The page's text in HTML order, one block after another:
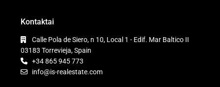
Kontaktai
Calle Pola de Siero, n 10, Local 1 - Edif. Mar Baltico II
03183 Torrevieja, Spain
+34 865 945 773
info@is-realestate.com